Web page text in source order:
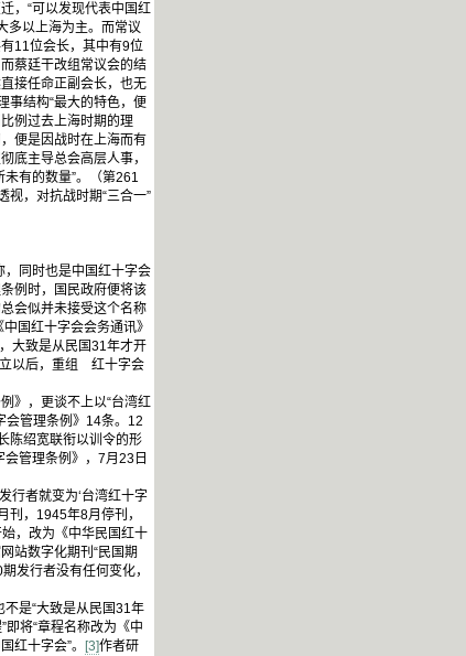
，“可以发现代表中国红
多以上海为主。而常议
11位会长，其中有9位
蔡廷干改组常议会的结
接任命正副会长，也无
事结构“最大的特色，便
例过去上海时期的理
便是因战时在上海而有
底主导总会高层人事，
有的数量”。（第261
视，对抗战时期“三合一”
同时也是中国红十字会
例时，国民政府便将该
会似并未接受这个名称
国红十字会会务通讯》
大致是从民国31年才开
以后，重组 红十字会
》，更谈不上以“台湾红
会管理条例》14条。12
陈绍宽联衔以训令的形
管理条例》，7月23日
行者就变为‘台湾红十字
刊，1945年8月停刊，
，改为《中华民国红十
站数字化期刊“民国期
发行者没有任何变化，
是“大致是从民国31年
将“章程名称改为《中
红十字会”。
[3]作者研